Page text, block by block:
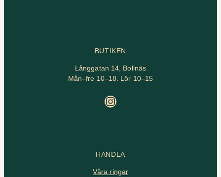
BUTIKEN
Långgatan 14, Bollnäs
Mån–fre 10–18. Lör 10–15
Instagram
HANDLA
Våra ringar